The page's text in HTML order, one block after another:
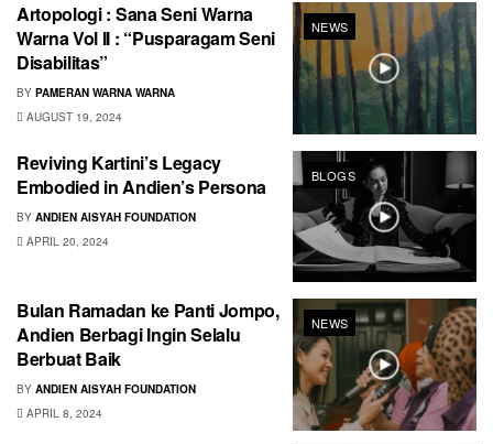
NEWS
Artopologi : Sana Seni Warna
Warna Vol II : “Pusparagam Seni
Disabilitas”
BY PAMERAN WARNA WARNA
AUGUST 19, 2024
BLOGS
Reviving Kartini’s Legacy
Embodied in Andien’s Persona
BY ANDIEN AISYAH FOUNDATION
APRIL 20, 2024
NEWS
Bulan Ramadan ke Panti Jompo,
Andien Berbagi Ingin Selalu
Berbuat Baik
BY ANDIEN AISYAH FOUNDATION
APRIL 8, 2024